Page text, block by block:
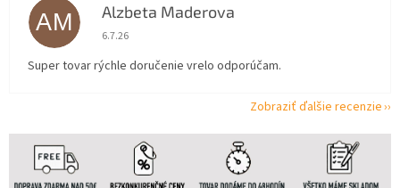
AM Alzbeta Maderova
Hodnotenie obchodu je 5 z 5 hviezdičiek.
6.7.26
Super tovar rýchle doručenie vrelo odporúčam.
Zobraziť ďalšie recenzie